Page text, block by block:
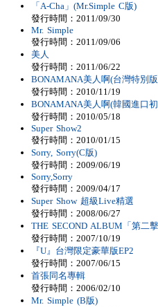
「A-Cha」(Mr.Simple C版)
發行時間：2011/09/30
Mr. Simple
發行時間：2011/09/06
美人
發行時間：2011/06/22
BONAMANA美人啊(台灣特別
發行時間：2010/11/19
BONAMANA美人啊(韓國進口
發行時間：2010/05/18
Super Show2
發行時間：2010/01/15
Sorry, Sorry(C版)
發行時間：2009/06/19
Sorry,Sorry
發行時間：2009/04/17
Super Show 超級Live精選
發行時間：2008/06/27
THE SECOND ALBUM「第二擊
發行時間：2007/10/19
『U』台灣限定豪華版EP2
發行時間：2007/06/15
首張同名專輯
發行時間：2006/02/10
Mr. Simple (B版)